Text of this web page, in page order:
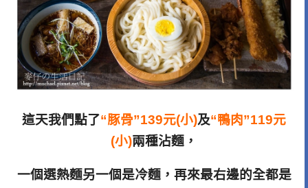
這天我們點了“豚骨”139元(小)及“鴨肉”119元
(小)兩種沾麵，
一個選熱麵另一個是冷麵， 再來最右邊的全都是